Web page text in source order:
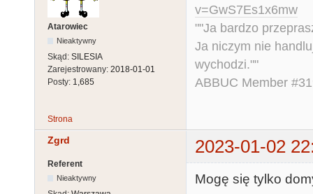
Atarowiec
Nieaktywny
Skąd: SILESIA
Zarejestrowany: 2018-01-01
Posty: 1,685
v=GwS7Es1x6mw
""Ja bardzo
Ja niczym nie
wychodzi.""
ABBUC Member
Strona
Zgrd 2023-01-02
Referent
Nieaktywny Mogę się tylko